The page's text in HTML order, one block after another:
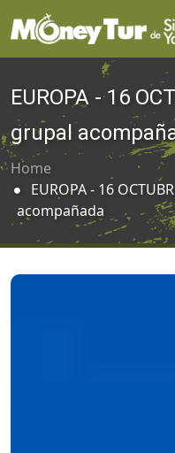
EUROPA - 16
grupal
Home
EUROPA - 16
acompañada